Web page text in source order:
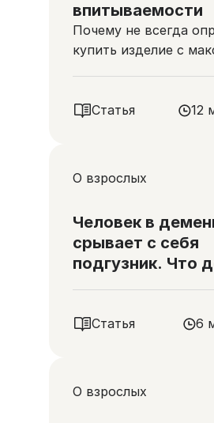
впитываемости
Почему не всегда
купить изделие с
капель
Статья 12
О взрослых
Человек в
срывает с себя
подгузник. Что
Статья 6
О взрослых